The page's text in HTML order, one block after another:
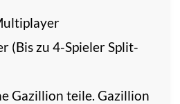
(Bis zu 4-Spieler Split-
Gazillion teile. Gazillion